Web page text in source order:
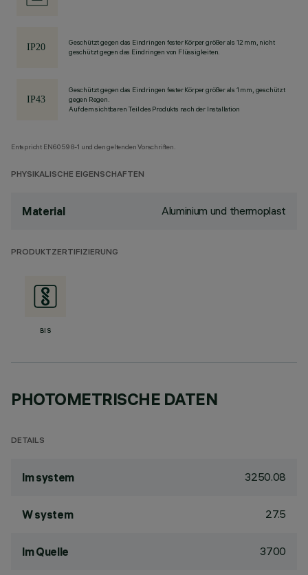
Geschützt gegen das Eindringen fester Körper größer als 12 mm, nicht
geschützt gegen das Eindringen von Flüssigkeiten.
Geschützt gegen das Eindringen fester Körper größer als 1 mm, geschützt
gegen Regen.
Auf dem sichtbaren Teil des Produkts nach der Installation
Entspricht EN60598-1 und den geltenden Vorschriften.
PHYSIKALISCHE EIGENSCHAFTEN
Material Aluminium und thermoplast
PRODUKTZERTIFIZIERUNG
BIS
PHOTOMETRISCHE DATEN
DETAILS
lm system 3250.08
W system 27.5
lm Quelle 3700